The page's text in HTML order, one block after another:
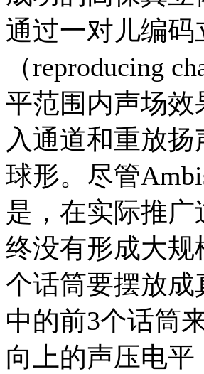
通过一对儿编
（reproducing
平范围内声场
入通道和重放
球形。尽管
是，在实际推
终没有形成大
个话筒要摆放
中的前3个话筒
向上的声压电